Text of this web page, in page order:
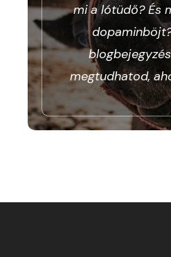
mi a lótüdő? És
megtudhatod,